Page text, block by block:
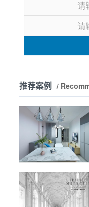
推荐案例 /